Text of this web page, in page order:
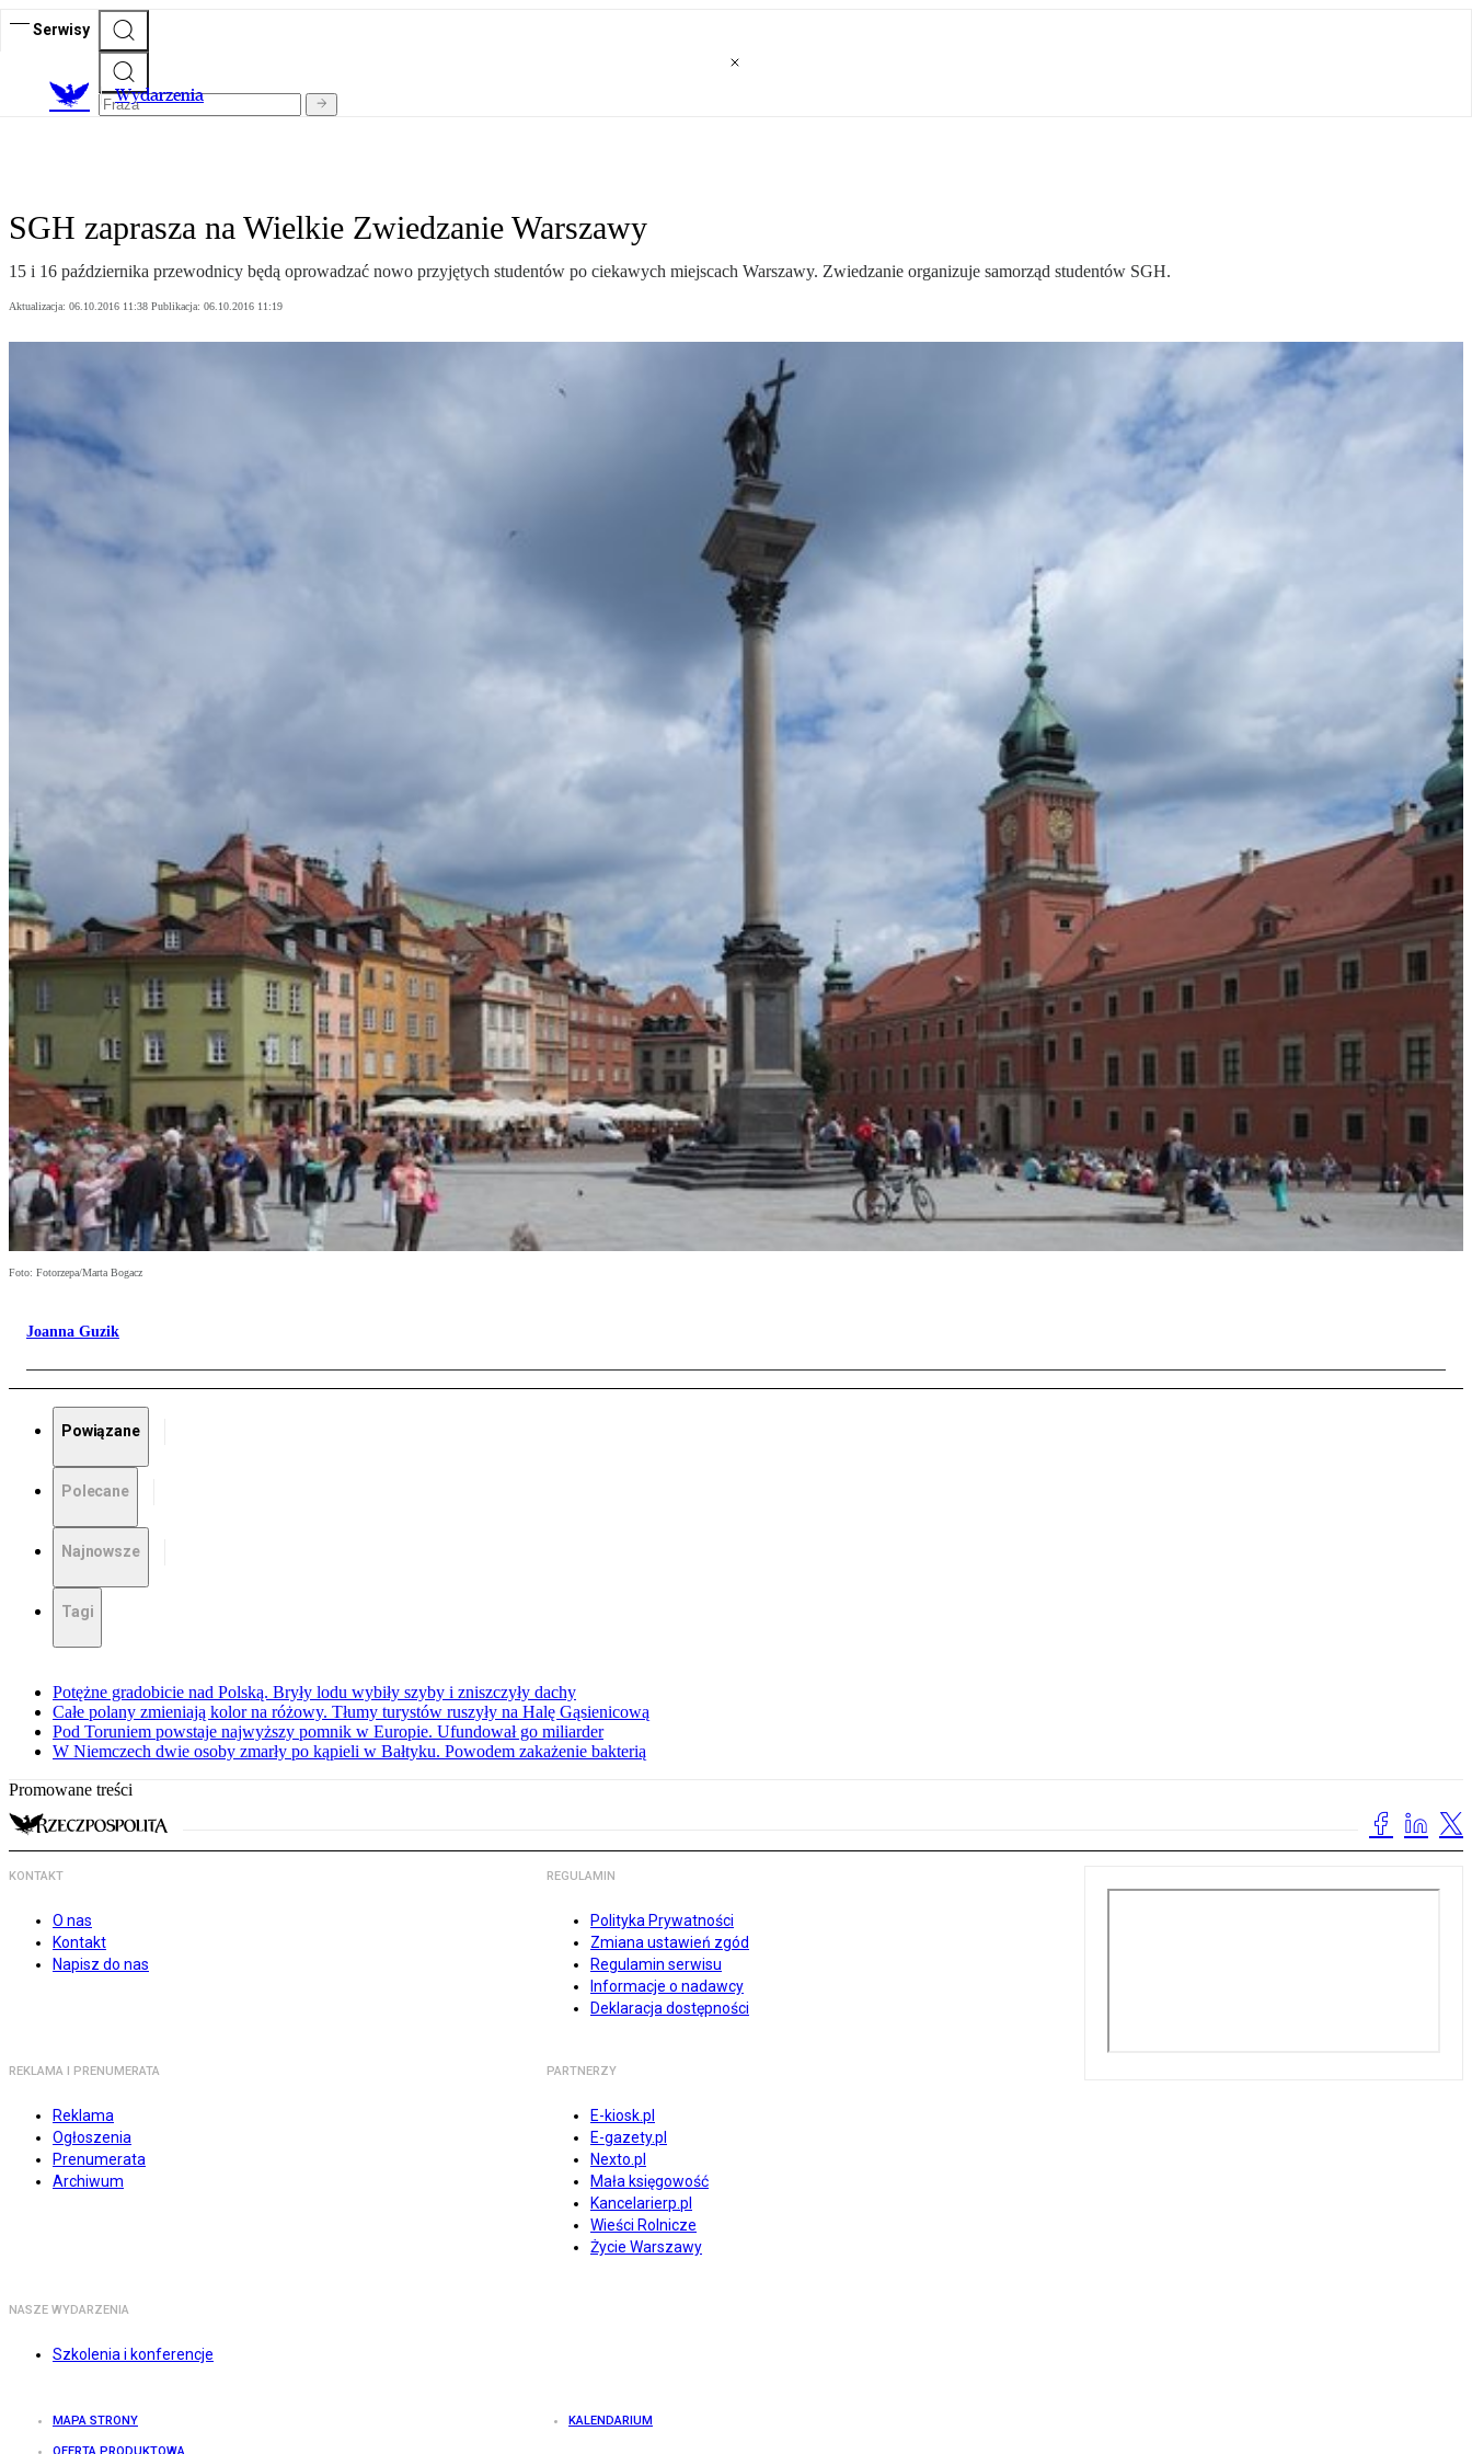
Serwisy
Wydarzenia
SGH zaprasza na Wielkie Zwiedzanie Warszawy
15 i 16 października przewodnicy będą oprowadzać nowo przyjętych studentów po ciekawych miejscach Warszawy. Zwiedzanie organizuje samorząd studentów SGH.
Aktualizacja: 06.10.2016 11:38 Publikacja: 06.10.2016 11:19
Foto: Fotorzepa/Marta Bogacz
Joanna Guzik
Powiązane
Polecane
Najnowsze
Tagi
Potężne gradobicie nad Polską. Bryły lodu wybiły szyby i zniszczyły dachy
Całe polany zmieniają kolor na różowy. Tłumy turystów ruszyły na Halę Gąsienicową
Pod Toruniem powstaje najwyższy pomnik w Europie. Ufundował go miliarder
W Niemczech dwie osoby zmarły po kąpieli w Bałtyku. Powodem zakażenie bakterią
Promowane treści
KONTAKT
O nas
Kontakt
Napisz do nas
REGULAMIN
Polityka Prywatności
Zmiana ustawień zgód
Regulamin serwisu
Informacje o nadawcy
Deklaracja dostępności
REKLAMA I PRENUMERATA
Reklama
Ogłoszenia
Prenumerata
Archiwum
PARTNERZY
E-kiosk.pl
E-gazety.pl
Nexto.pl
Mała księgowość
Kancelarierp.pl
Wieści Rolnicze
Życie Warszawy
NASZE WYDARZENIA
Szkolenia i konferencje
MAPA STRONY KALENDARIUM